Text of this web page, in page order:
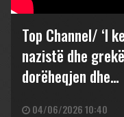
Top Channel/ ‘I
nazistë dhe
dorëheqjen dhe…
04/06/2026 10:40